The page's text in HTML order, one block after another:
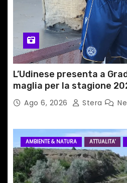
c
o
l
i
L’Udinese presenta a
maglia per la stagione
Ago 6, 2026 Stera
AMBIENTE & NATURA ATTUALITA'